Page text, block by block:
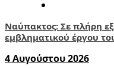
Ναύπακτος: Σε πλήρη
εμβληματικού έργου
4 Αυγούστου 2026